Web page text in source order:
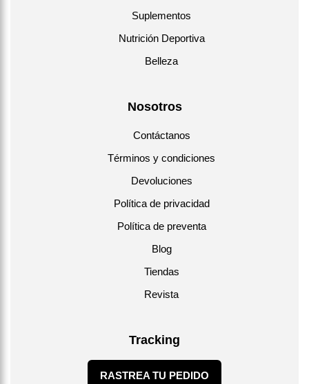
Suplementos
Nutrición Deportiva
Belleza
Nosotros
Contáctanos
Términos y condiciones
Devoluciones
Política de privacidad
Política de preventa
Blog
Tiendas
Revista
Tracking
RASTREA TU PEDIDO